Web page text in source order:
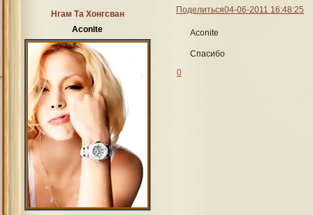
Поделиться04-06-2011 16:48:25
Нгам Та Хонгсван
Aconite
Aconite
Спасибо
0